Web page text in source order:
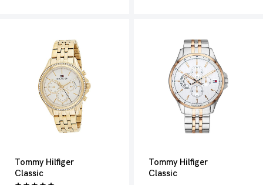
Tommy Hilfiger
Classic
Tommy Hilfiger
Classic